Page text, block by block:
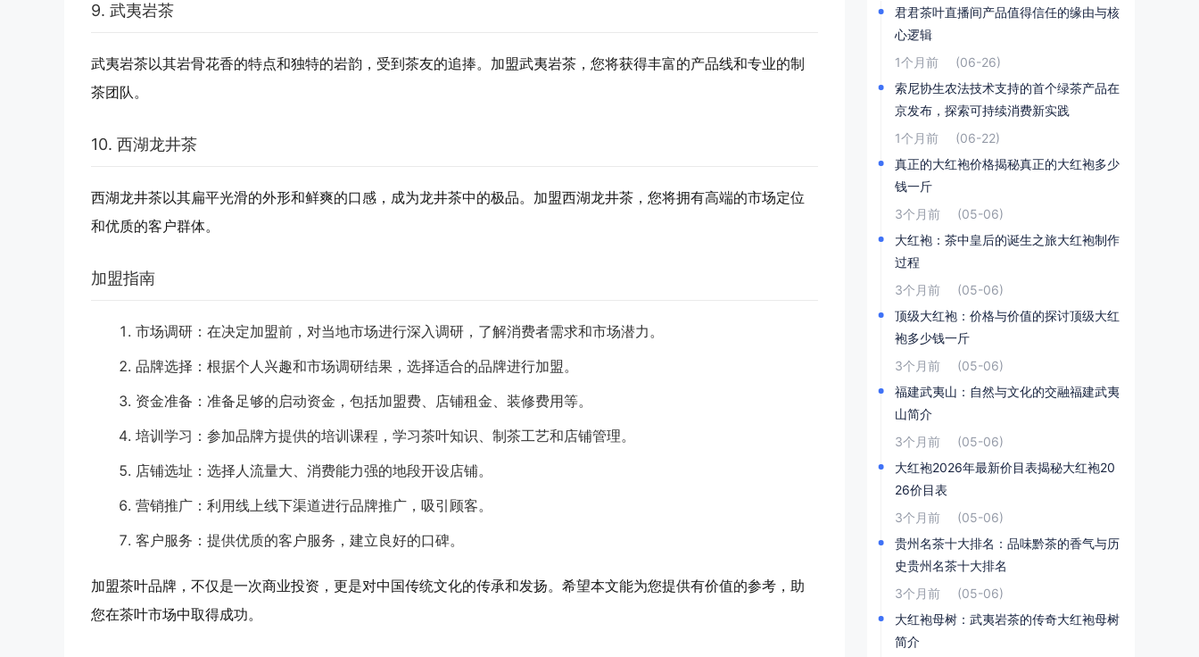
9. 武夷岩茶
武夷岩茶以其岩骨花香的特点和独特的岩韵，受到茶友的追捧。加盟武夷岩茶，您将获得丰富的产品线和专业的制
茶团队。
10. 西湖龙井茶
西湖龙井茶以其扁平光滑的外形和鲜爽的口感，成为龙井茶中的极品。加盟西湖龙井茶，您将拥有高端的市场定位
和优质的客户群体。
加盟指南
市场调研 ：在决定加盟前，对当地市场进行深入调研，了解消费者需求和市场潜力。
品牌选择 ：根据个人兴趣和市场调研结果，选择适合的品牌进行加盟。
资金准备 ：准备足够的启动资金，包括加盟费、店铺租金、装修费用等。
培训学习 ：参加品牌方提供的培训课程，学习茶叶知识、制茶工艺和店铺管理。
店铺选址 ：选择人流量大、消费能力强的地段开设店铺。
营销推广 ：利用线上线下渠道进行品牌推广，吸引顾客。
客户服务 ：提供优质的客户服务，建立良好的口碑。
加盟茶叶品牌，不仅是一次商业投资，更是对中国传统文化的传承和发扬。希望本文能为您提供有价值的参考，助
您在茶叶市场中取得成功。
君君茶叶直播间产品值得信任的缘由与核
心逻辑
1个月前
(06-26)
索尼协生农法技术支持的首个绿茶产品在
京发布，探索可持续消费新实践
1个月前
(06-22)
真正的大红袍价格揭秘真正的大红袍多少
钱一斤
3个月前
(05-06)
大红袍：茶中皇后的诞生之旅大红袍制作
过程
3个月前
(05-06)
顶级大红袍：价格与价值的探讨顶级大红
袍多少钱一斤
3个月前
(05-06)
福建武夷山：自然与文化的交融福建武夷
山简介
3个月前
(05-06)
大红袍2026年最新价目表揭秘大红袍20
26价目表
3个月前
(05-06)
贵州名茶十大排名：品味黔茶的香气与历
史贵州名茶十大排名
3个月前
(05-06)
大红袍母树：武夷岩茶的传奇大红袍母树
简介